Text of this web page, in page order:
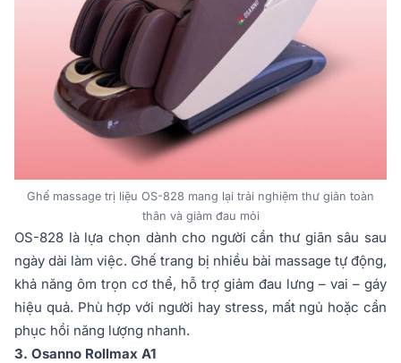
Ghế massage trị liệu OS-828 mang lại trải nghiệm thư giãn toàn
thân và giảm đau mỏi
OS-828 là lựa chọn dành cho người cần thư giãn sâu sau
ngày dài làm việc. Ghế trang bị nhiều bài massage tự động,
khả năng ôm trọn cơ thể, hỗ trợ giảm đau lưng – vai – gáy
hiệu quả. Phù hợp với người hay stress, mất ngủ hoặc cần
phục hồi năng lượng nhanh.
3. Osanno Rollmax A1